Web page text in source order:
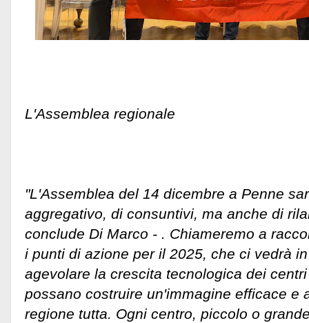
L'Assemblea regionale
"L'Assemblea del 14 dicembre a Penne
aggregativo, di consuntivi, ma anche di
conclude Di Marco - . Chiameremo a
i punti di azione per il 2025, che ci vedrà
agevolare la crescita tecnologica dei
possano costruire un'immagine efficace e
regione tutta. Ogni centro, piccolo o